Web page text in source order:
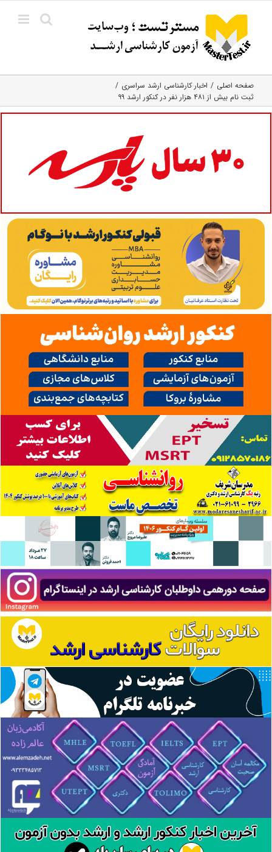
content
صفحه اصلی
اخبار کارشناسی ارشد سراسری
ثبت نام بیش از ۴۸۱ هزار نفر در کنکور ارشد ۹۹